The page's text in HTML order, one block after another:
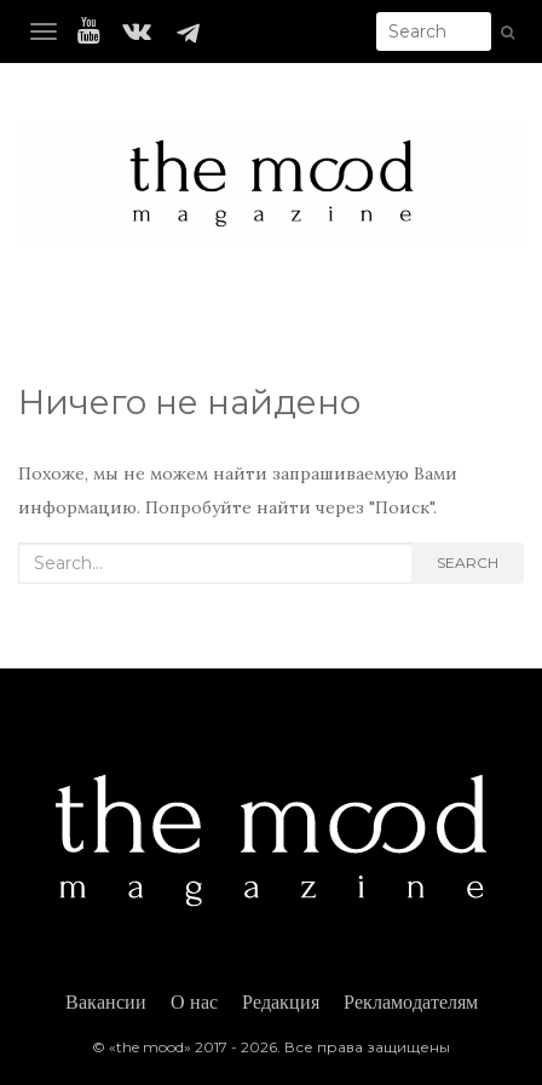
TOGGLE NAVIGATION
Ничего не найдено
Похоже, мы не можем найти запрашиваемую Вами
информацию. Попробуйте найти через "Поиск".
Search for: SEARCH
Вакансии Рекламодателям
Редакция
О нас
© «the mood» 2017 - 2026. Все права защищены